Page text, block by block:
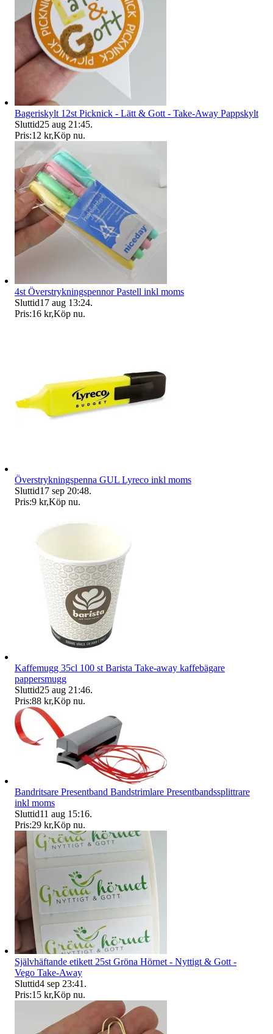
Bageriskylt 12st Picknick - Lätt & Gott - Take-Away Pappskylt
Sluttid25 aug 21:45.
Pris:12 kr,Köp nu.
4st Överstrykningspennor Pastell inkl moms
Sluttid17 aug 13:24.
Pris:16 kr,Köp nu.
Överstrykningspenna GUL Lyreco inkl moms
Sluttid17 sep 20:48.
Pris:9 kr,Köp nu.
Kaffemugg 35cl 100 st Barista Take-away kaffebägare
pappersmugg
Sluttid25 aug 21:46.
Pris:88 kr,Köp nu.
Bandritsare Presentband Bandstrimlare Presentbandssplittrare
inkl moms
Sluttid11 aug 15:16.
Pris:29 kr,Köp nu.
Självhäftande etikett 25st Gröna Hörnet - Nyttigt & Gott -
Vego Take-Away
Sluttid4 sep 23:41 .
Pris:15 kr,Köp nu.